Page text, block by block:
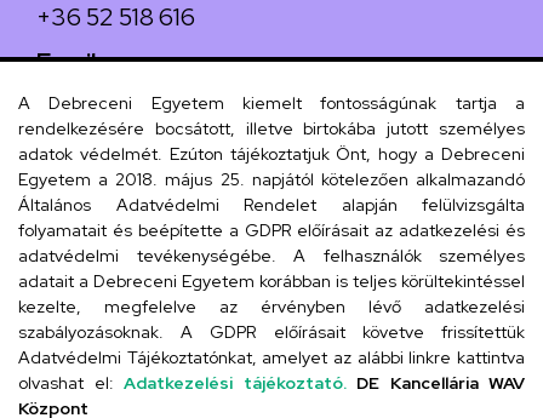
+36 52 518 616
Email
iskola@kossuth-alt.unideb.hu
Cím
4024 Debrecen, Kossuth utca 33.
Szervezeti telefonkönyv
UD telefonkönyv
A Debreceni Egyetem kiemelt fontosságúnak tartja a
rendelkezésére bocsátott, illetve birtokába jutott személyes
adatok védelmét. Ezúton tájékoztatjuk Önt, hogy a Debreceni
Egyetem a 2018. május 25. napjától kötelezően alkalmazandó
Általános Adatvédelmi Rendelet alapján felülvizsgálta
folyamatait és beépítette a GDPR előírásait az adatkezelési és
adatvédelmi tevékenységébe. A felhasználók személyes
adatait a Debreceni Egyetem korábban is teljes körültekintéssel
kezelte, megfelelve az érvényben lévő adatkezelési
szabályozásoknak. A GDPR előírásait követve frissítettük
Adatvédelmi Tájékoztatónkat, amelyet az alábbi linkre kattintva
olvashat el: Adatkezelési tájékoztató. DE Kancellária WAV
Központ